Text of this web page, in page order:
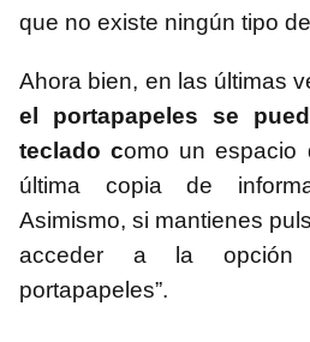
que no existe ningún tipo
Ahora bien, en las últimas
el portapapeles se
teclado como un espacio
última copia de
Asimismo, si mantienes
acceder a la opción
portapapeles”.